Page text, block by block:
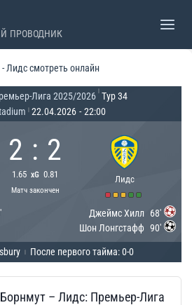
ПРОВОДНИК
Лидс смотреть онлайн
Лига 2025/2026 Тур 34
22.04.2026 - 22:00
2 : 2
1.65 xG 0.81
Матч закончен
Лидс
Джеймс Хилл
68'
Шон Лонгстафф 90'
После первого тайма: 0-0
– Лидс: Премьер-Лига